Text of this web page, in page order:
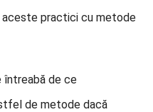
aceste practici cu metode
întreabă de ce
de metode dacă